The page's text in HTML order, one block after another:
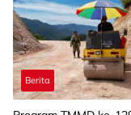
Berita